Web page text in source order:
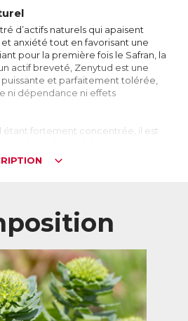
d’actifs naturels qui apaisent
anxiété tout en favorisant une
pour la première fois le Safran, la
actif breveté, Zenytud est une
puissante et parfaitement tolérée,
ni dépendance ni effets
étant fortement concentrée, il est
du mal-être
des actions, des désirs et
le centre du système nerveux. Il
de cellules nerveuses
forment un réseau à travers lequel
et des